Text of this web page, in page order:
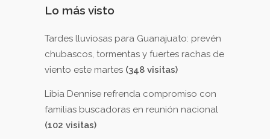
Lo más visto
Tardes lluviosas para Guanajuato: prevén
chubascos, tormentas y fuertes rachas de
viento este martes (348 visitas)
Libia Dennise refrenda compromiso con
familias buscadoras en reunión nacional
(102 visitas)